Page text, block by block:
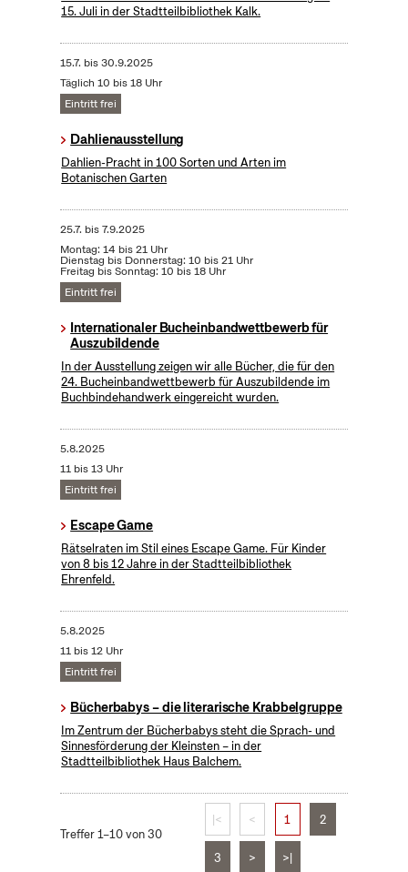
15. Juli in der Stadtteilbibliothek Kalk.
15.7. bis30.9.2025
Täglich 10 bis 18 Uhr
Eintritt frei
Dahlienausstellung
Dahlien-Pracht in 100 Sorten und Arten im
Botanischen Garten
25.7. bis7.9.2025
Montag: 14 bis 21 Uhr
Dienstag bis Donnerstag: 10 bis 21 Uhr
Freitag bis Sonntag: 10 bis 18 Uhr
Eintritt frei
Internationaler Bucheinbandwettbewerb für
Auszubildende
In der Ausstellung zeigen wir alle Bücher, die für den
24. Bucheinbandwettbewerb für Auszubildende im
Buchbindehandwerk eingereicht wurden.
5.8.2025
11 bis 13 Uhr
Eintritt frei
Escape Game
Rätselraten im Stil eines Escape Game. Für Kinder
von 8 bis 12 Jahre in der Stadtteilbibliothek
Ehrenfeld.
5.8.2025
11 bis 12 Uhr
Eintritt frei
Bücherbabys – die literarische Krabbelgruppe
Im Zentrum der Bücherbabys steht die Sprach- und
Sinnesförderung der Kleinsten – in der
Stadtteilbibliothek Haus Balchem.
Treffer 1–10 von 30
|< < 1 2
3 > >|